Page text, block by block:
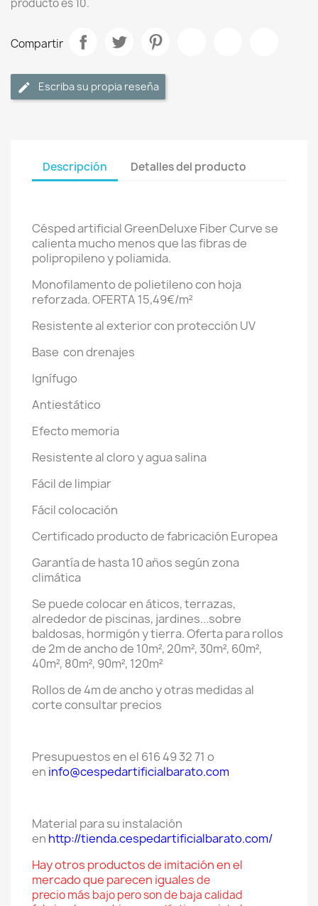
producto es 10.
Compartir
Escriba su propia reseña
Descripción Detalles del producto
Césped artificial GreenDeluxe Fiber Curve se
calienta mucho menos que las fibras de
polipropileno y poliamida.
Monofilamento de polietileno con hoja
reforzada. OFERTA 15,49€/m²
Resistente al exterior con protección UV
Base con drenajes
Ignífugo
Antiestático
Efecto memoria
Resistente al cloro y agua salina
Fácil de limpiar
Fácil colocación
Certificado producto de fabricación Europea
Garantía de hasta 10 años según zona
climática
Se puede colocar en áticos, terrazas,
alrededor de piscinas, jardines...sobre
baldosas, hormigón y tierra.Oferta para rollos
de 2m de ancho de 10m², 20m², 30m², 60m²,
40m², 80m², 90m², 120m²
Rollos de 4m de ancho y otras medidas al
corte consultar precios
Presupuestos en el 616 49 32 71 o
en info@cespedartificialbarato.com
Material para su instalación
en http://tienda.cespedartificialbarato.com/
Hay otros productos de imitación en el
mercado que parecen igualesde
preciomás bajo pero son de baja calidad